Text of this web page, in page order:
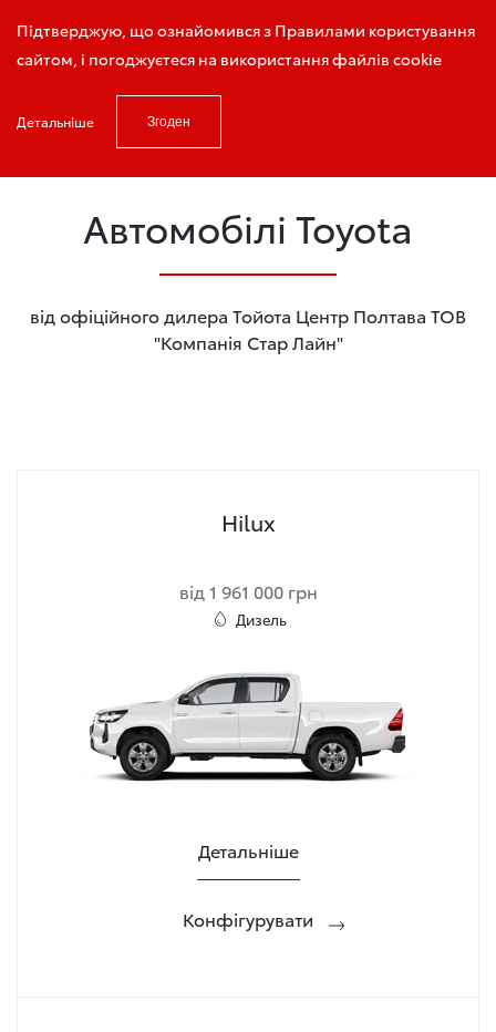
Підтверджую, що ознайомився з Правилами користування
сайтом, і погоджуєтеся на використання файлів cookie
Детальніше Згоден
Записатись на тест-драйв
Автомобілі Toyota
від офіційного дилера Тойота Центр Полтава ТОВ
"Компанія Стар Лайн"
Hilux
від 1 961 000 грн
Дизель
Детальніше
Конфігурувати